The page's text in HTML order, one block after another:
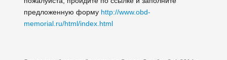
предложенную форму http://www.obd-
memorial.ru/html/index.html